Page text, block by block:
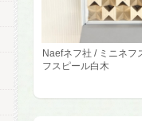
Naefネフ社 / ミニネフ
フスピール白木